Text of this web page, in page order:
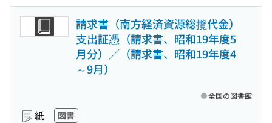
請求書（南方経済資源総攬代金）
支出証憑（請求書、昭和19年度5
月分）／（請求書、昭和19年度4
～9月）
紙 図書
全国の図書館